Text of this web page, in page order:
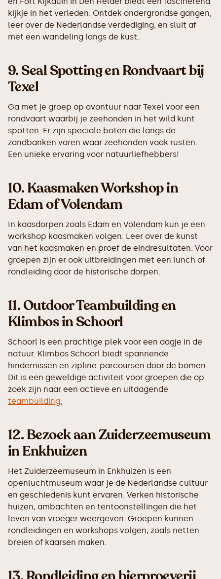
kijkje in het verleden. Ontdek ondergrondse gangen,
leer over de Nederlandse verdediging, en sluit af
met een wandeling langs de kust.
9.Seal Spotting en Rondvaart bij
Texel
Ga met je groep op avontuur naar Texel voor een
rondvaart waarbij je zeehonden in het wild kunt
spotten. Er zijn speciale boten die langs de
zandbanken varen waar zeehonden vaak rusten.
Een unieke ervaring voor natuurliefhebbers!
10.Kaasmaken Workshop in
Edam of Volendam
In kaasdorpen zoals Edam en Volendam kun je een
workshop kaasmaken volgen. Leer over de kunst
van het kaasmaken en proef de eindresultaten. Voor
groepen zijn er ook uitbreidingen met een lunch of
rondleiding door de historische dorpen.
11.Outdoor Teambuilding en
Klimbos in Schoorl
Schoorl is een prachtige plek voor een dagje in de
natuur. Klimbos Schoorl biedt spannende
hindernissen en zipline-parcoursen door de bomen.
Dit is een geweldige activiteit voor groepen die op
zoek zijn naar een actieve en uitdagende
teambuilding.
12.Bezoek aan Zuiderzeemuseum
in Enkhuizen
Het Zuiderzeemuseum in Enkhuizen is een
openluchtmuseum waar je de Nederlandse cultuur
en geschiedenis kunt ervaren. Verken historische
huizen, ambachten en tentoonstellingen die het
leven van vroeger weergeven. Groepen kunnen
rondleidingen en workshops volgen, zoals netten
breien of kaarsen maken.